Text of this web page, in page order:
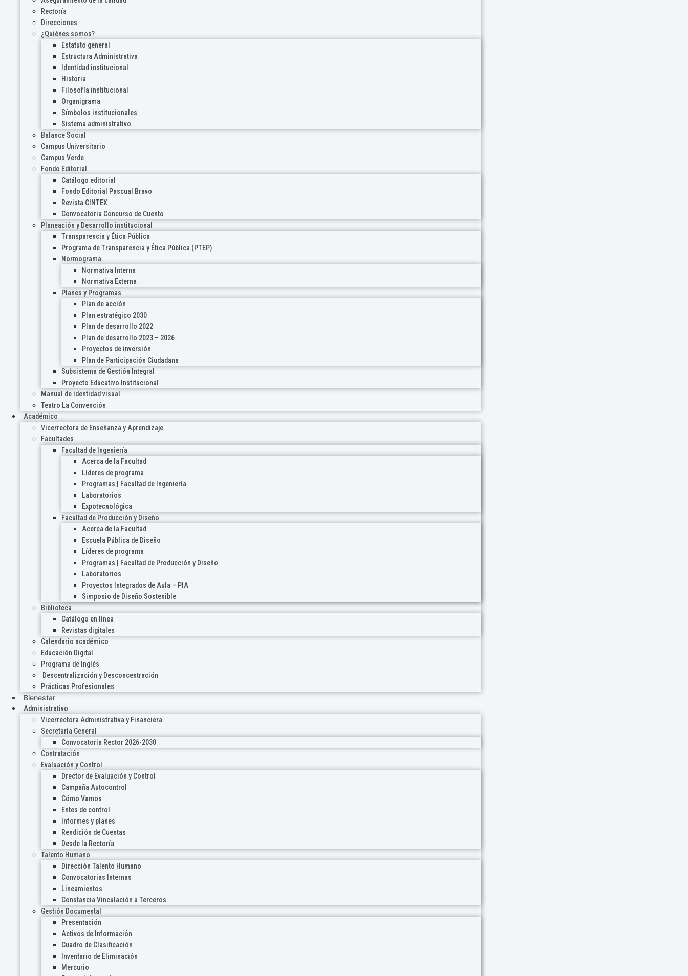
Rectoría
Direcciones
¿Quiénes somos?
Estatuto general
Estructura Administrativa
Identidad institucional
Historia
Filosofía institucional
Organigrama
Símbolos institucionales
Sistema administrativo
Balance Social
Campus Universitario
Campus Verde
Fondo Editorial
Catálogo editorial
Fondo Editorial Pascual Bravo
Revista CINTEX
Convocatoria Concurso de Cuento
Planeación y Desarrollo institucional
Transparencia y Ética Pública
Programa de Transparencia y Ética Pública (PTEP)
Normograma
Normativa Interna
Normativa Externa
Planes y Programas
Plan de acción
Plan estratégico 2030
Plan de desarrollo 2022
Plan de desarrollo 2023 – 2026
Proyectos de inversión
Plan de Participación Ciudadana
Subsistema de Gestión Integral
Proyecto Educativo Institucional
Manual de identidad visual
Teatro La Convención
Académico
Vicerrectora de Enseñanza y Aprendizaje
Facultades
Facultad de Ingeniería
Acerca de la Facultad
Líderes de programa
Programas | Facultad de Ingeniería
Laboratorios
Expotecnológica
Facultad de Producción y Diseño
Acerca de la Facultad
Escuela Pública de Diseño
Líderes de programa
Programas | Facultad de Producción y Diseño
Laboratorios
Proyectos Integrados de Aula – PIA
Simposio de Diseño Sostenible
Biblioteca
Catálogo en línea
Revistas digitales
Calendario académico
Educación Digital
Programa de Inglés
Descentralización y Desconcentración
Prácticas Profesionales
Bienestar
Administrativo
Vicerrectora Administrativa y Financiera
Secretaría General
Convocatoria Rector 2026-2030
Contratación
Evaluación y Control
Drector de Evaluación y Control
Campaña Autocontrol
Cómo Vamos
Entes de control
Informes y planes
Rendición de Cuentas
Desde la Rectoría
Talento Humano
Dirección Talento Humano
Convocatorias Internas
Lineamientos
Constancia Vinculación a Terceros
Gestión Documental
Presentación
Activos de Información
Cuadro de Clasificación
Inventario de Eliminación
Mercurio